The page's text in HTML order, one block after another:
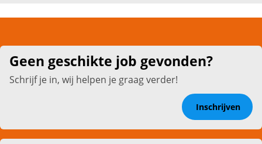
Geen geschikte job gevonden?
Schrijf je in, wij helpen je graag verder!
Inschrijven